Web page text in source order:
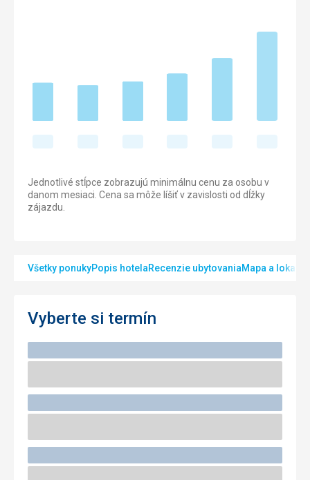
Jednotlivé stĺpce zobrazujú minimálnu cenu za osobu v
danom mesiaci. Cena sa môže líšiť v zavislosti od dĺžky
zájazdu.
Všetky ponukyPopis hotelaRecenzie ubytovaniaMapa a lokalita
Vyberte si termín